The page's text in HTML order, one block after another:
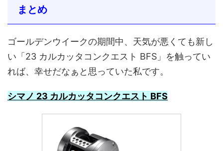
まとめ
ゴールデンウイークの期間中、天気が悪くても新し
い「23 カルカッタコンクエスト BFS」を触ってい
れば、幸せだなぁと思っていた私です。
シマノ 23 カルカッタコンクエスト BFS